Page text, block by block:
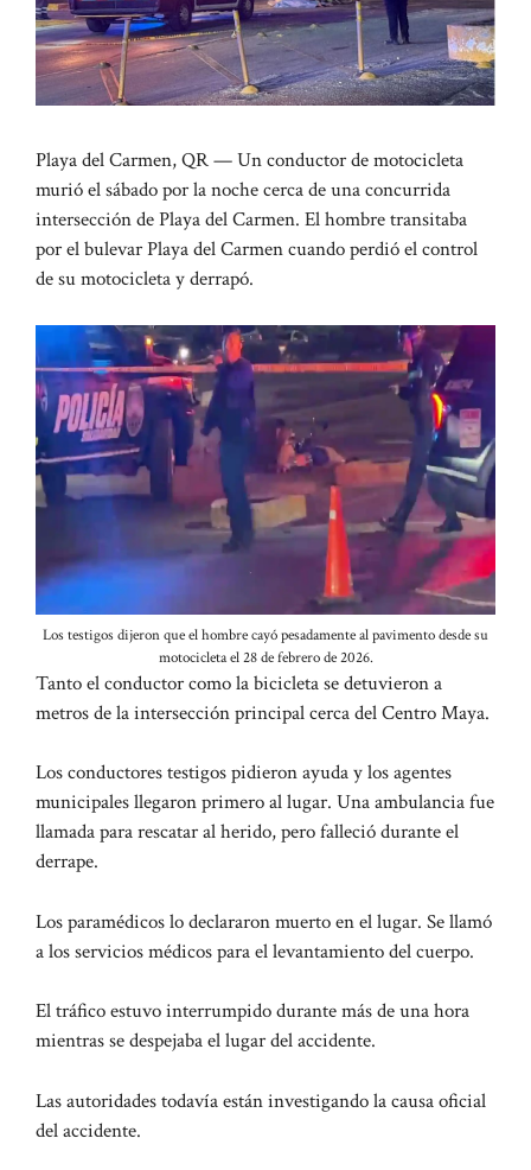
Playa del Carmen, QR — Un conductor de motocicleta
murió el sábado por la noche cerca de una concurrida
intersección de Playa del Carmen. El hombre transitaba
por el bulevar Playa del Carmen cuando perdió el control
de su motocicleta y derrapó.
Los testigos dijeron que el hombre cayó pesadamente al pavimento desde su
motocicleta el 28 de febrero de 2026.
Tanto el conductor como la bicicleta se detuvieron a
metros de la intersección principal cerca del Centro Maya.
Los conductores testigos pidieron ayuda y los agentes
municipales llegaron primero al lugar. Una ambulancia fue
llamada para rescatar al herido, pero falleció durante el
derrape.
Los paramédicos lo declararon muerto en el lugar. Se llamó
a los servicios médicos para el levantamiento del cuerpo.
El tráfico estuvo interrumpido durante más de una hora
mientras se despejaba el lugar del accidente.
Las autoridades todavía están investigando la causa oficial
del accidente.